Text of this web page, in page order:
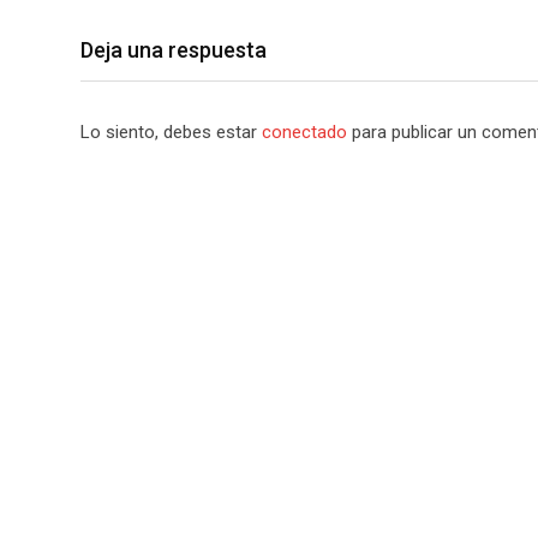
Deja una respuesta
Lo siento, debes estar conectado para publicar un